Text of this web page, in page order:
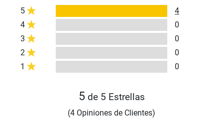
5
4
4
0
3
0
2
0
1
0
5 de 5 Estrellas
(4 Opiniones de Clientes)